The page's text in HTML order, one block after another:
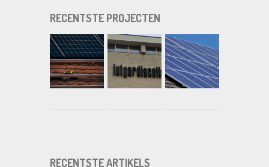
RECENTSTE PROJECTEN
RECENTSTE ARTIKELS